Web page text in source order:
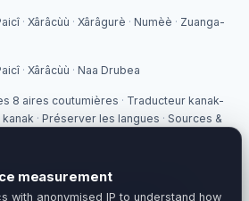
· Xârâcùù · Xârâgurè · Numèè · Zuanga-
· Xârâcùù · Naa Drubea
8 aires coutumières · Traducteur kanak-
· Préserver les langues · Sources &
developed byKanaky Tech
· University of New Caledonia · E-Reo
measurement
with anonymised IP to understand how